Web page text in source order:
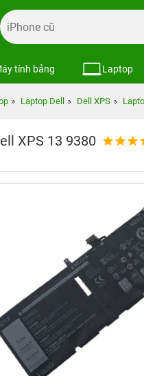
tính bảng Laptop
Laptop Dell Dell XPS
XPS 13 9380